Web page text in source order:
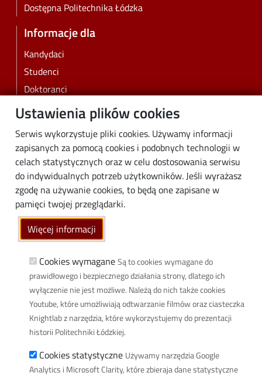
Ustawienia plików cookies
Serwis wykorzystuje pliki cookies. Używamy informacji
zapisanych za pomocą cookies i podobnych technologii w
celach statystycznych oraz w celu dostosowania serwisu
do indywidualnych potrzeb użytkowników. Jeśli wyrażasz
zgodę na używanie cookies, to będą one zapisane w
pamięci twojej przeglądarki.
Więcej informacji
Cookies wymagane Są to cookies wymagane do
prawidłowego i bezpiecznego działania strony, dlatego ich
wyłączenie nie jest możliwe. Należą do nich także cookies
Youtube, które umożliwiają odtwarzanie filmów oraz ciasteczka
Knightlab z narzędzia, które wykorzystujemy do prezentacji
historii Politechniki Łódzkiej.
Cookies statystyczne Używamy narzędzia Google
Analytics i Microsoft Clarity, które zbieraja dane statystyczne
Dostępna Politechnika Łódzka
Informacje dla
Kandydaci
Studenci
Doktoranci
Pracownicy
Biznes
Media
Społeczność lokalna
Linki
Wikamp
Poczta elektroniczna
Biblioteka PŁ
Dyscypliny naukowe w PŁ
Inicjatywa Doskonałości Uczelnia Badawcza
BIP
Klauzula RODO
Polityka prywatności
Deklaracja dostępności cyfrowej